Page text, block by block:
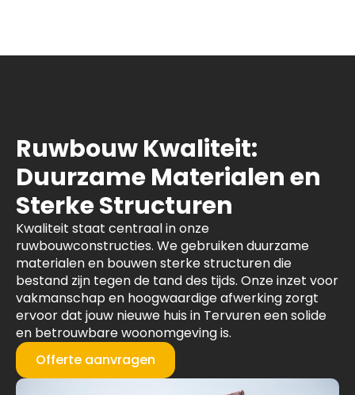
Ruwbouw Kwaliteit:
Duurzame Materialen en
Sterke Structuren
Kwaliteit staat centraal in onze
ruwbouwconstructies. We gebruiken duurzame
materialen en bouwen sterke structuren die
bestand zijn tegen de tand des tijds. Onze inzet voor
vakmanschap en hoogwaardige afwerking zorgt
ervoor dat jouw nieuwe huis in Tervuren een solide
en betrouwbare woonomgeving is.
Offerte aanvragen